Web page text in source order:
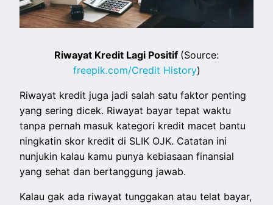
Riwayat Kredit Lagi Positif (Source:
freepik.com/Credit History)
Riwayat kredit juga jadi salah satu faktor penting
yang sering dicek. Riwayat bayar tepat waktu
tanpa pernah masuk kategori kredit macet bantu
ningkatin skor kredit di SLIK OJK. Catatan ini
nunjukin kalau kamu punya kebiasaan finansial
yang sehat dan bertanggung jawab.
Kalau gak ada riwayat tunggakan atau telat bayar,